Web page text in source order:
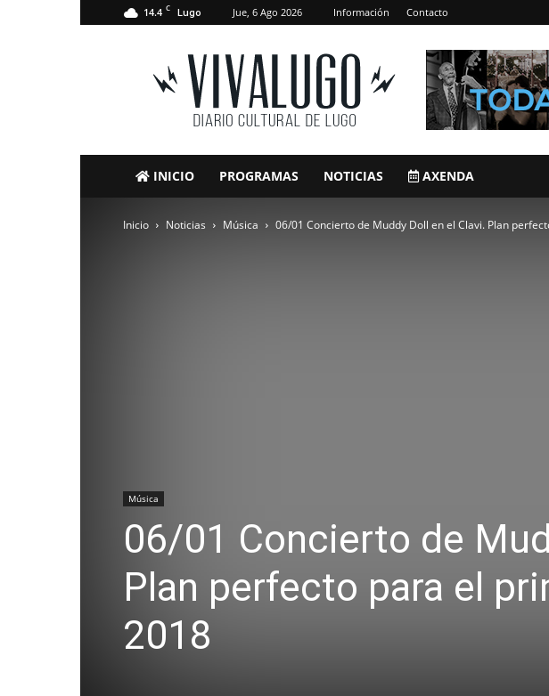
14.4 C Lugo Jue, 6 Ago 2026 Información Contacto
VivaLugo
INICIO PROGRAMAS NOTICIAS AXENDA
Inicio Noticias Música 06/01 Concierto de Muddy Doll en el Clavi. Plan
Música
06/01 Concierto de
Plan perfecto para el
2018